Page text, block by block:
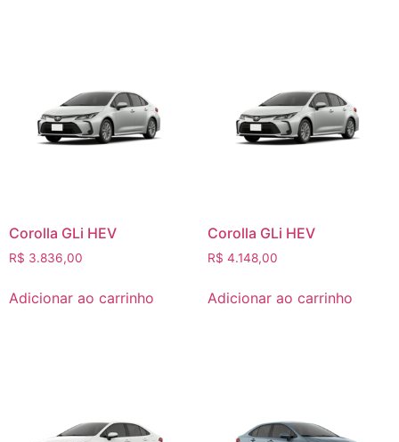
Corolla GLi HEV
R$ 3.836,00
Adicionar ao carrinho
Corolla GLi HEV
R$ 4.148,00
Adicionar ao carrinho